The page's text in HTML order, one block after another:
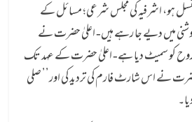
ہو، اشرفیہ کی مجلس شرعی؛ مسائل کے
میں دیے جا رہے ہیں- اعلیٰ حضرت نے
کی روح کو سمیٹ دیا ہے- اعلیٰ حضرت کے عہد تک
حضرت نے اس شارٹ فارم کی تردید کی اور’’ صلی